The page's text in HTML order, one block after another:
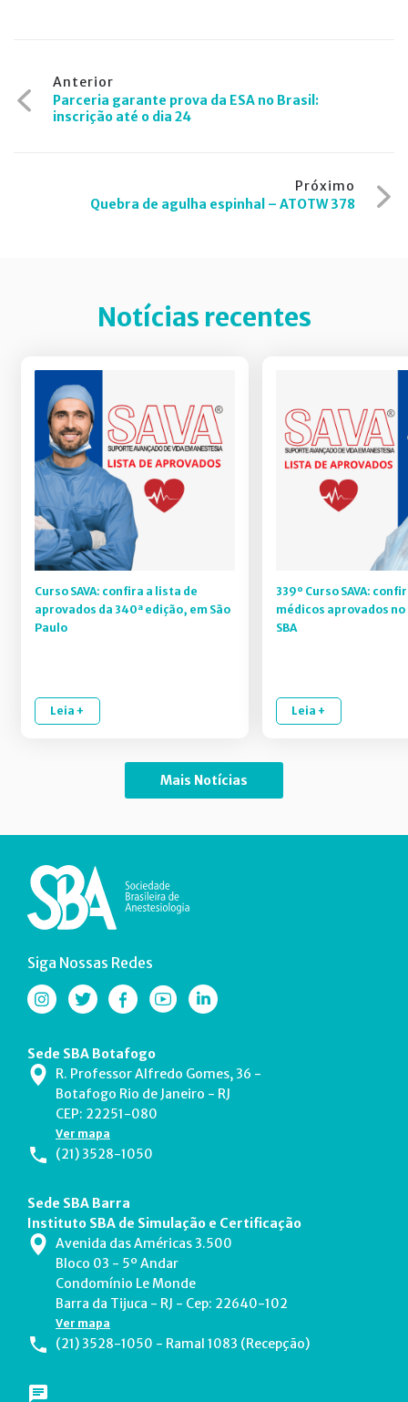
Navegação
de
Anterior
Parceria garante prova da ESA no Brasil:
inscrição até o dia 24
Próximo
Quebra de agulha espinhal – ATOTW 378
Notícias recentes
Curso SAVA: confira a lista de
aprovados da 340ª edição, em São
Paulo
Leia +
339º Curso SAVA:
médicos aprovados
SBA
Leia +
Mais Notícias
Siga Nossas Redes
Sede SBA Botafogo
R. Professor Alfredo Gomes, 36 -
Botafogo Rio de Janeiro - RJ
CEP: 22251-080
Ver mapa
(21) 3528-1050
Sede SBA Barra
Instituto SBA de Simulação e Certificação
Avenida das Américas 3.500
Bloco 03 - 5º Andar
Condomínio Le Monde
Barra da Tijuca - RJ - Cep: 22640-102
Ver mapa
(21) 3528-1050 - Ramal 1083 (Recepção)